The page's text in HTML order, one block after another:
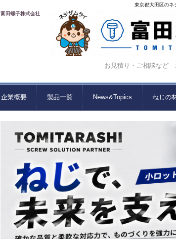
富田螺子株式会社
東京都大田区のネ
お見積り・ご相談など
企業概要 製品一覧 News&Topics ねじの